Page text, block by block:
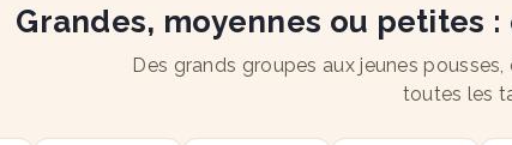
Grandes, moyennes ou petites
Des grands groupes aux jeunes
toutes les